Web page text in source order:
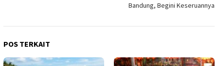
Bandung, Begini Keseruannya
POS TERKAIT